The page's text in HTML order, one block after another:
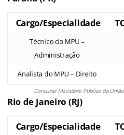
Cargo/Especialidade
Técnico do MPU –
Administração
Analista do MPU – Direito
Concurso Ministério Público da
Rio de Janeiro (RJ)
Cargo/Especialidade